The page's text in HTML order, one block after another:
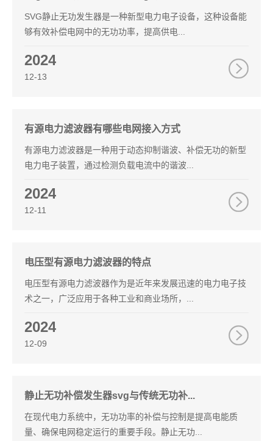
SVG静止无功发生器是一种新型电力电子设备，这种设备能
够有效补偿电网中的无功功率，提高供电...
2024
12-13
有源电力滤波器有哪些电网接入方式
有源电力滤波器是一种用于动态抑制谐波、补偿无功的新型
电力电子装置，通过检测负载电流中的谐波...
2024
12-11
电压型有源电力滤波器的特点
电压型有源电力滤波器作为是近年来发展迅速的电力电子技
术之一，广泛应用于各种工业和商业场所，...
2024
12-09
静止无功补偿发生器svg与传统无功补...
在现代电力系统中，无功功率的补偿与控制是提高电能质
量、确保电网稳定运行的重要手段。静止无功...